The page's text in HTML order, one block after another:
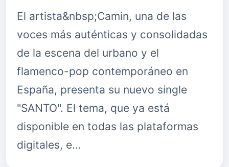
El artista&nbsp;Camin, una de las
voces más auténticas y consolidadas
de la escena del urbano y el
flamenco-pop contemporáneo en
España, presenta su nuevo single
"SANTO". El tema, que ya está
disponible en todas las plataformas
digitales, e…